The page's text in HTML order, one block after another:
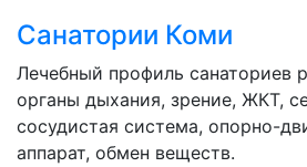
Санатории Коми
Лечебный профиль санаториев
органы дыхания, зрение, ЖКТ,
сосудистая система, опорно-
аппарат, обмен веществ.